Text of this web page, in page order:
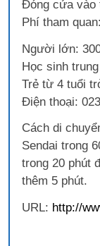
Đóng cửa vào
Phí tham quan:
Người lớn:
Học sinh
Trẻ từ 4 tuổi
Điện thoại:
Cách di
Sendai trong
trong 20 phút
thêm 5 phút.
URL: http://